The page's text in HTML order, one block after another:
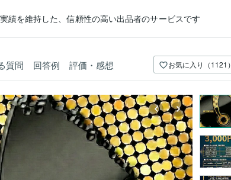
績を維持した、信頼性の高い出品者のサービスです
質問 回答例 評価・感想 お気に入り（1121）